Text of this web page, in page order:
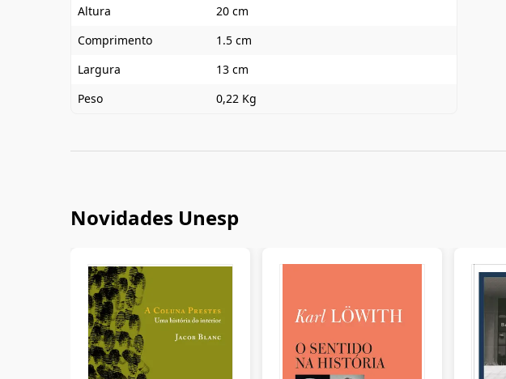
Altura
20 cm
Comprimento
1.5 cm
Largura
13 cm
Peso
0,22 Kg
Novidades Unesp